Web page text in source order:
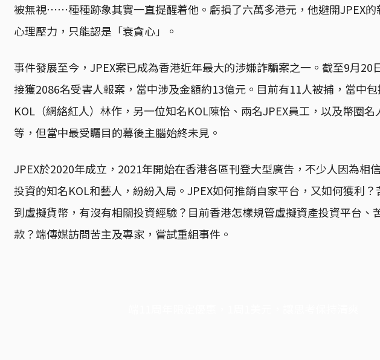
被無視⋯⋯種種跡象其實一直提醒着他。虧損了六萬多港元，他避開JPEX的
心理壓力，只能認是「衰貪心」。
事件發展至今，JPEX案已成為香港近年最大的涉嫌詐騙案之一。截至9月20
接獲2086名受害人報案，當中涉及金額約13億元。目前有11人被捕，當中包
KOL（網絡紅人）林作，另一位知名KOL陳怡、兩名JPEX員工，以及幣圈名
等，但當中最受矚目的幕後主腦始終未見。
JPEX於2020年成立，2021年開始在香港各區刊登大型廣告，不少人因為相
投資的知名KOL和藝人，紛紛入局。JPEX如何推銷自家平台，又如何獲利
到虛擬貨幣，有沒有相關投資經驗？目前香港怎樣規管虛擬資產投資平台、
款？端傳媒訪問苦主及專家，嘗試重組事件。